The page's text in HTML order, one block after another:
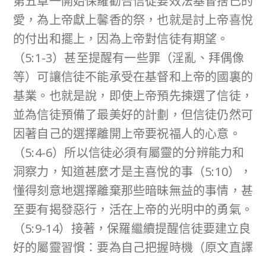
愛，為上帝獻上馨香的祭，也就是討上帝喜悅
的付出和擺上，因為上帝對信徒有期望。
（5:1-3）甚至提醒有一些罪（淫亂、拜偶像
等）可讓信徒不能承受在基督和上帝的國裏的
基業。也就是說，即使上帝預先揀選了信徒，
並為信徒預備了最美好的計劃，但信徒仍然可
因著自己的選擇離開上帝要祝福人的心意。
（5:4-6）所以信徒必須有屬靈的分辨能力和
洞察力，知道甚麼才是主喜悅的事（5:10），
懂得刻意地選擇離棄那些暗昧無益的事情，甚
至要有揭發惡行，活在上帝的光明中的勇氣。
（5:9-14）接著，保羅繼續提醒信徒要建立良
好的屬靈習慣：要為自己把握時機（原文直譯